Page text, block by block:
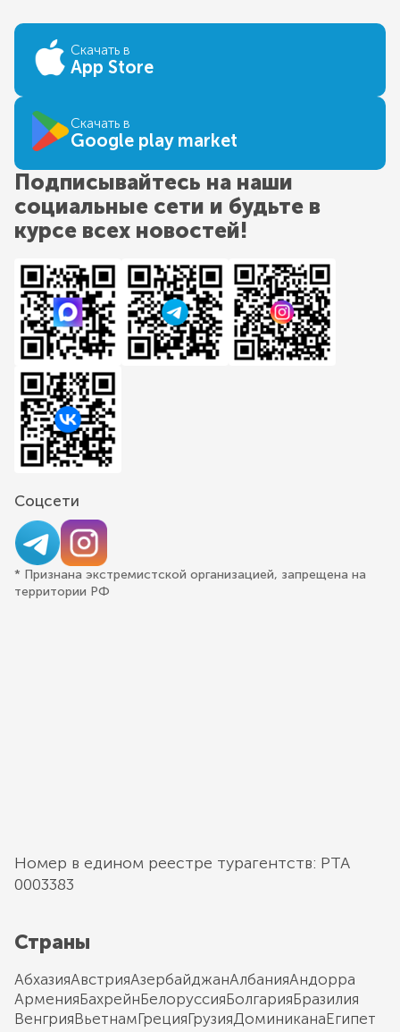
Скачать в
App Store
Скачать в
Google play market
Подписывайтесь на наши
социальные сети и будьте в
курсе всех новостей!
Соцсети
* Признана экстремистской организацией, запрещена на
территории РФ
Номер в едином реестре турагентств: РТА
0003383
Страны
АбхазияАвстрияАзербайджанАлбанияАндорра
АрменияБахрейнБелоруссияБолгарияБразилия
ВенгрияВьетнамГрецияГрузияДоминиканаЕгипет